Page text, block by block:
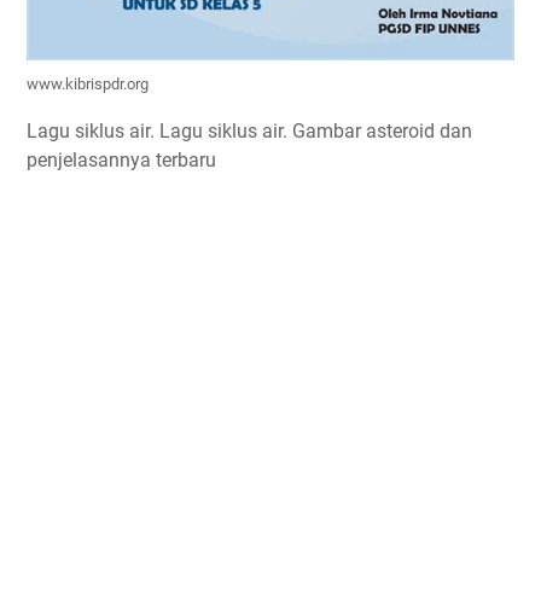
www.kibrispdr.org
Lagu siklus air. Lagu siklus air. Gambar asteroid dan
penjelasannya terbaru